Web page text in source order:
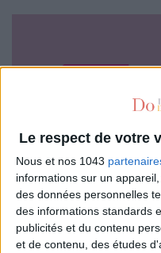
Le respect de votre
Nous et nos 1043
informations sur un
des données personnelles
des informations standards
publicités et du contenu
et de contenu, des études